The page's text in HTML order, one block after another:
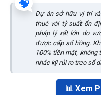
🧠
Dự án sở hữu vị trí
thuê với tỷ suất ổn
pháp lý rất lớn do
được cấp sổ hồng.
100% tiền mặt,
nhắc kỹ rủi ro treo sổ
📊 Xem